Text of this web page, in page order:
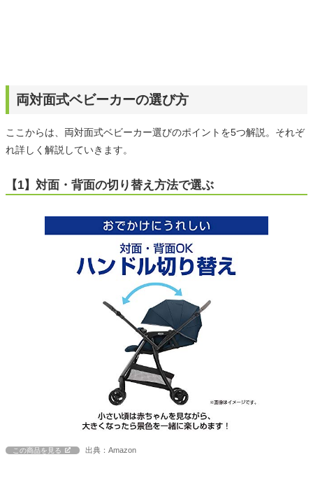
両対面式ベビーカーの選び方
ここからは、両対面式ベビーカー選びのポイントを5つ解説。それぞ
れ詳しく解説していきます。
【1】対面・背面の切り替え方法で選ぶ
この商品を見る 出典：Amazon